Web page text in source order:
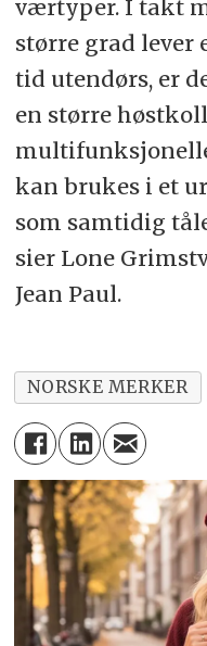
værtyper. I takt
større grad
tid utendørs, er
en større
kan brukes i et
som samtidig
sier Lone
Jean Paul.
NORSKE MERKER